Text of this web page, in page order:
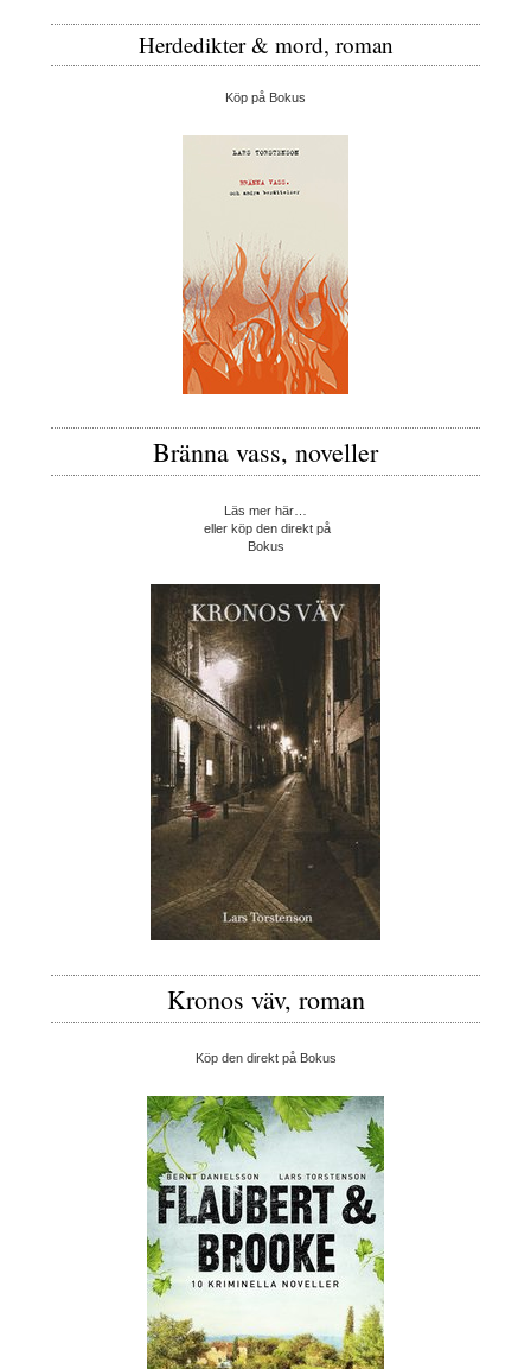
Herdedikter & mord, roman
Köp på Bokus
Bränna vass, noveller
Läs mer här…
eller köp den direkt på
Bokus
Kronos väv, roman
Köp den direkt på Bokus